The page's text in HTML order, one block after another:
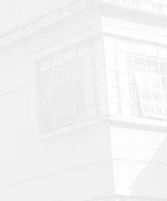
unipi/posts/?feedView=all